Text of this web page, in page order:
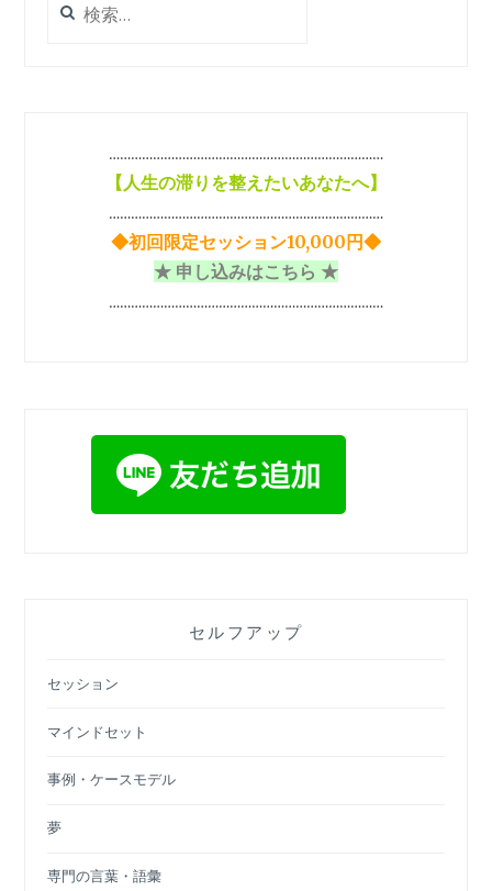
だ
け
付
る
か？
索:
…………………………………………………………………
【人生の滞りを整えたいあなたへ】
…………………………………………………………………
◆初回限定セッション10,000円◆
★ 申し込みはこちら ★
…………………………………………………………………
セルフアップ
セッション
マインドセット
事例・ケースモデル
夢
専門の言葉・語彙